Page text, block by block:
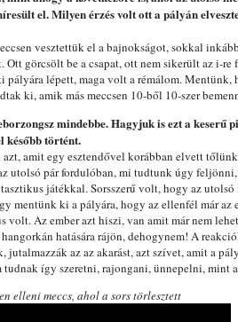
el. Milyen érzés volt ott a pályán
vesztettük el a bajnokságot, sokkal
görcsölt be a csapat, ott nem sikerült az i-
pályára lépett, maga volt a rémálom. Mentünk,
ki, amik más meccsen 10-ből 10-szer
mindebbe. Hagyjuk is ezt a keserű
később történt.
amit egy esztendővel korábban elvett
utolsó pár fordulóban, mi tudtunk úgy
játékkal. Sorsszerű volt, hogy az
mentünk ki a pályára, hogy az ellenfél már az
volt. Az ember azt hiszi, van amit már nem
hatására rájön, dehogynem! A
jutalmazzák az az akarást, azt szívet, amit a
tudnak így szeretni, rajongani, ünnepelni, mint
elleni meccs, ahol a sors törlesztett